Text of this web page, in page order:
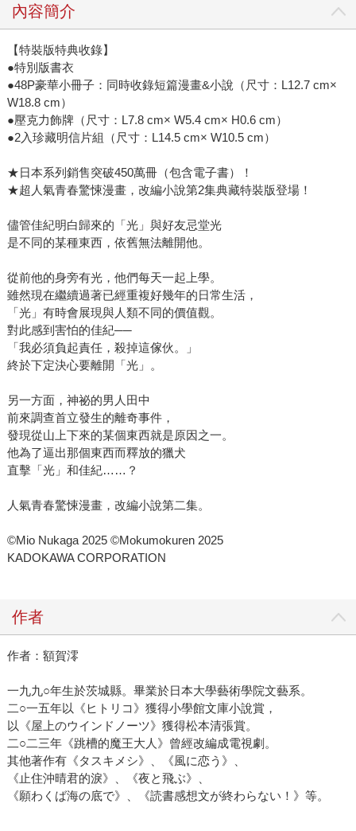
內容簡介
【特裝版特典收錄】
●特別版書衣
●48P豪華小冊子：同時收錄短篇漫畫&小說（尺寸：L12.7 cm×
W18.8 cm）
●壓克力飾牌（尺寸：L7.8 cm× W5.4 cm× H0.6 cm）
●2入珍藏明信片組（尺寸：L14.5 cm× W10.5 cm）
★日本系列銷售突破450萬冊（包含電子書）！
★超人氣青春驚悚漫畫，改編小說第2集典藏特裝版登場！
儘管佳紀明白歸來的「光」與好友忌堂光
是不同的某種東西，依舊無法離開他。
從前他的身旁有光，他們每天一起上學。
雖然現在繼續過著已經重複好幾年的日常生活，
「光」有時會展現與人類不同的價值觀。
對此感到害怕的佳紀──
「我必須負起責任，殺掉這傢伙。」
終於下定決心要離開「光」。
另一方面，神祕的男人田中
前來調查首立發生的離奇事件，
發現從山上下來的某個東西就是原因之一。
他為了逼出那個東西而釋放的獵犬
直擊「光」和佳紀……？
人氣青春驚悚漫畫，改編小說第二集。
©Mio Nukaga 2025 ©Mokumokuren 2025
KADOKAWA CORPORATION
作者
作者：額賀澪
一九九○年生於茨城縣。畢業於日本大學藝術學院文藝系。
二○一五年以《ヒトリコ》獲得小學館文庫小說賞，
以《屋上のウインドノーツ》獲得松本清張賞。
二○二三年《跳槽的魔王大人》曾經改編成電視劇。
其他著作有《タスキメシ》、《風に恋う》、
《止住沖晴君的淚》、《夜と飛ぶ》、
《願わくば海の底で》、《読書感想文が終わらない！》等。